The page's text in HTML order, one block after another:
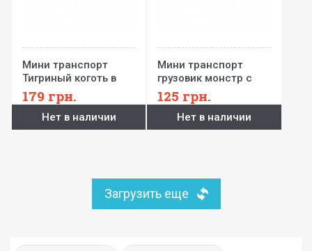
Мини транспорт
Тигриный коготь в
сафари грузовике
серии Черепашки
ниндзя
179 грн.
Нет в наличии
Мини транспорт
грузовик монстр с
фигуркой Рафаэля
серии Черепашки
ниндзя
125 грн.
Нет в наличии
Загрузить еще